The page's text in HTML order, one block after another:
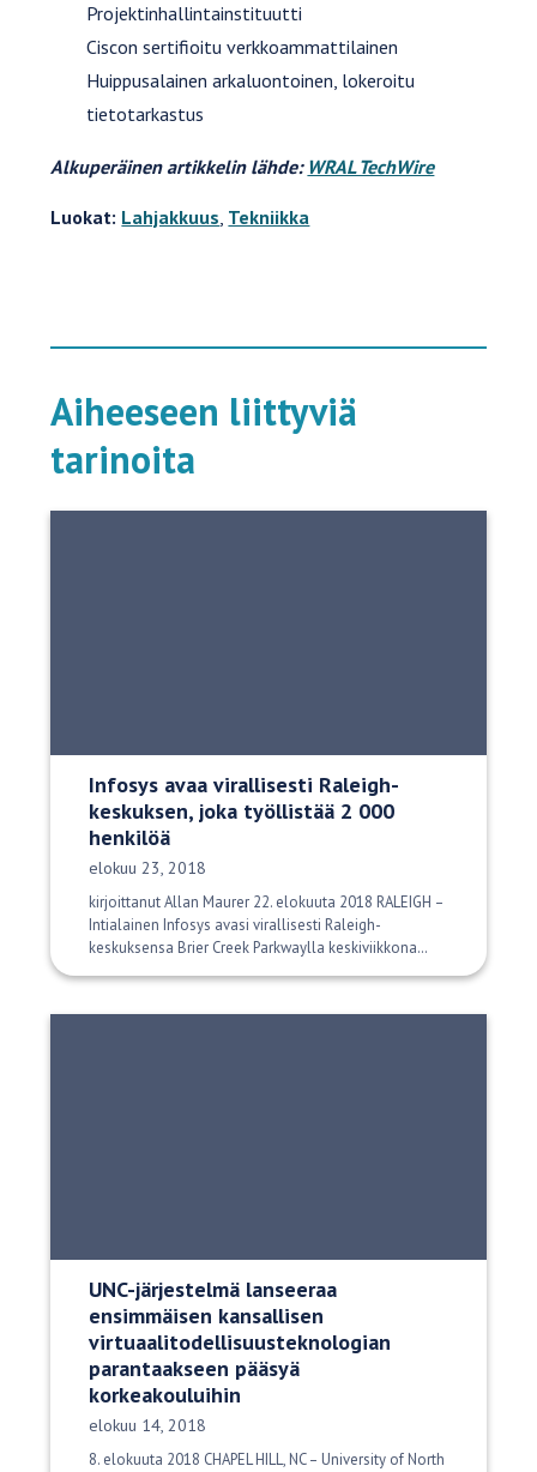
Projektinhallintainstituutti
Ciscon sertifioitu verkkoammattilainen
Huippusalainen arkaluontoinen, lokeroitu
tietotarkastus
Alkuperäinen artikkelin lähde: WRAL TechWire
Luokat: Lahjakkuus, Tekniikka
Aiheeseen liittyviä
tarinoita
Infosys avaa virallisesti Raleigh-
keskuksen, joka työllistää 2 000
henkilöä
Julkaisupäivä:
elokuu 23, 2018
kirjoittanut Allan Maurer 22. elokuuta 2018 RALEIGH –
Intialainen Infosys avasi virallisesti Raleigh-
keskuksensa Brier Creek Parkwaylla keskiviikkona…
UNC-järjestelmä lanseeraa
ensimmäisen kansallisen
virtuaalitodellisuusteknologian
parantaakseen pääsyä
korkeakouluihin
Julkaisupäivä:
elokuu 14, 2018
8. elokuuta 2018 CHAPEL HILL, NC – University of North